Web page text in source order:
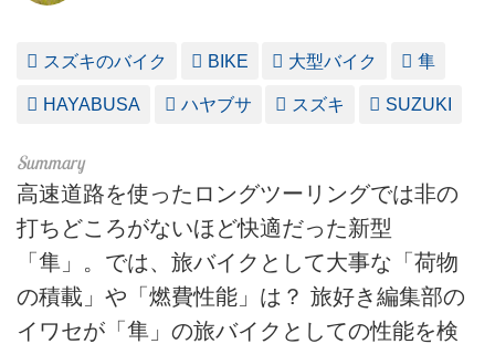
スズキのバイク BIKE 大型バイク 隼
HAYABUSA ハヤブサ スズキ SUZUKI
高速道路を使ったロングツーリングでは非の
打ちどころがないほど快適だった新型
「隼」。では、旅バイクとして大事な「荷物
の積載」や「燃費性能」は？ 旅好き編集部の
イワセが「隼」の旅バイクとしての性能を検